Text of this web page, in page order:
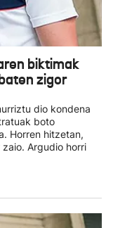
biktimak
zigor
dio kondena
boto
Horren hitzetan,
Argudio horri